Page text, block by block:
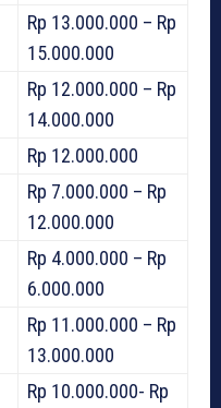
Rp 13.000.000 – Rp
15.000.000
Rp 12.000.000 – Rp
14.000.000
Rp 12.000.000
Rp 7.000.000 – Rp
12.000.000
Rp 4.000.000 – Rp
6.000.000
Rp 11.000.000 – Rp
13.000.000
Rp 10.000.000- Rp